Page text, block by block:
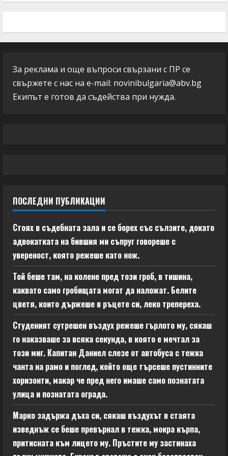
За реклама и още въпроси свързани с ПР се
свържете с нас на e-mail: novinibulgaria@abv.bg
Екипът е готов да съдейства при нужда.
ПОСЛЕДНИ ПУБЛИКАЦИИ
Стоях в съдебната зала и се борех със сълзите, докато
адвокатката на бившия ми съпруг говореше с
увереност, която режеше като нож.
Той беше там, на колене пред този гроб, в тишина,
каквато само гробищата могат да наложат. Белите
цветя, които държеше в ръцете си, леко трепереха.
Студеният сутрешен въздух режеше гърлото му, сякаш
го наказваше за всяка секунда, в която е мечтал за
този миг. Капитан Даниел слезе от автобуса с тежка
чанта на рамо и поглед, който още търсеше пустинните
хоризонти, макар че пред него имаше само познатата
улица и познатата ограда.
Марко задържа дъха си, сякаш въздухът в стаята
изведнъж се беше превърнал в тежка, мокра кърпа,
притисната към лицето му. Пръстите му застинаха